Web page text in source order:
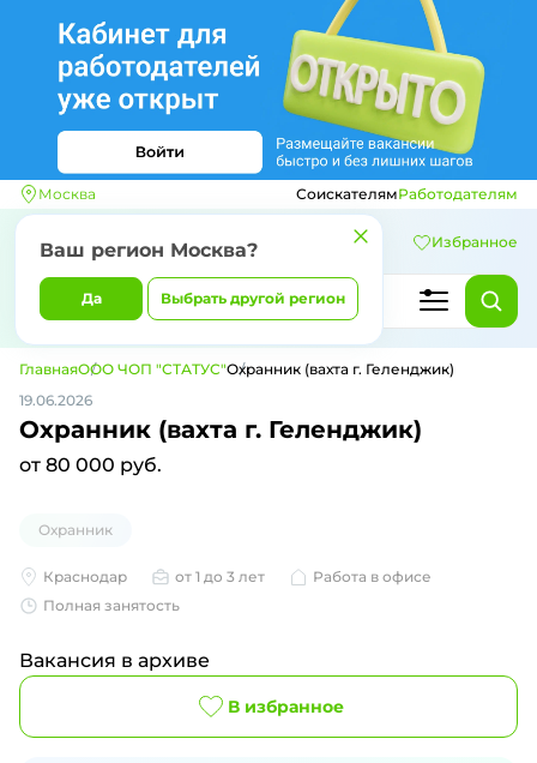
Москва
Ваш регион Москва?
Да Выбрать другой регион
СоискателямРаботодателям
Избранное
ГлавнаяООО ЧОП "СТАТУС"Охранник (вахта г. Геленджик)
19.06.2026
Охранник (вахта г. Геленджик)
от 80 000 руб.
Охранник
Краснодар от 1 до 3 лет
Работа в офисе
Полная занятость
Вакансия в архиве
В избранное